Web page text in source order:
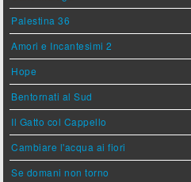
Palestina 36
Amori e Incantesimi 2
Hope
Bentornati al Sud
Il Gatto col Cappello
Cambiare l'acqua ai fiori
Se domani non torno